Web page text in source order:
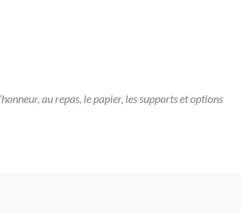
au repas, le papier, les supports et options